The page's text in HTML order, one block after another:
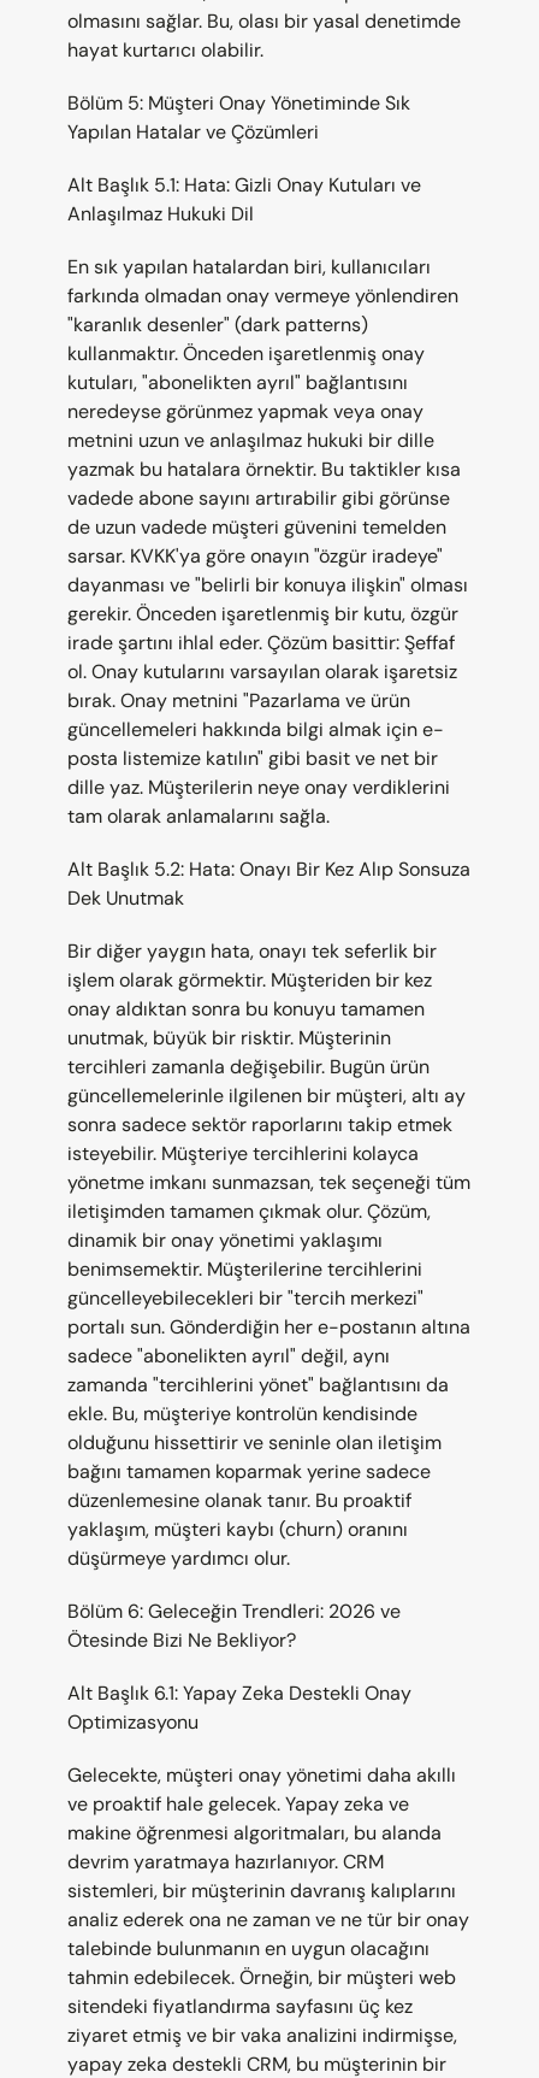
olmasını sağlar. Bu, olası bir yasal denetimde
hayat kurtarıcı olabilir.
Bölüm 5: Müşteri Onay Yönetiminde Sık
Yapılan Hatalar ve Çözümleri
Alt Başlık 5.1: Hata: Gizli Onay Kutuları ve
Anlaşılmaz Hukuki Dil
En sık yapılan hatalardan biri, kullanıcıları
farkında olmadan onay vermeye yönlendiren
"karanlık desenler" (dark patterns)
kullanmaktır. Önceden işaretlenmiş onay
kutuları, "abonelikten ayrıl" bağlantısını
neredeyse görünmez yapmak veya onay
metnini uzun ve anlaşılmaz hukuki bir dille
yazmak bu hatalara örnektir. Bu taktikler kısa
vadede abone sayını artırabilir gibi görünse
de uzun vadede müşteri güvenini temelden
sarsar. KVKK'ya göre onayın "özgür iradeye"
dayanması ve "belirli bir konuya ilişkin" olması
gerekir. Önceden işaretlenmiş bir kutu, özgür
irade şartını ihlal eder. Çözüm basittir: Şeffaf
ol. Onay kutularını varsayılan olarak işaretsiz
bırak. Onay metnini "Pazarlama ve ürün
güncellemeleri hakkında bilgi almak için e-
posta listemize katılın" gibi basit ve net bir
dille yaz. Müşterilerin neye onay verdiklerini
tam olarak anlamalarını sağla.
Alt Başlık 5.2: Hata: Onayı Bir Kez Alıp Sonsuza
Dek Unutmak
Bir diğer yaygın hata, onayı tek seferlik bir
işlem olarak görmektir. Müşteriden bir kez
onay aldıktan sonra bu konuyu tamamen
unutmak, büyük bir risktir. Müşterinin
tercihleri zamanla değişebilir. Bugün ürün
güncellemelerinle ilgilenen bir müşteri, altı ay
sonra sadece sektör raporlarını takip etmek
isteyebilir. Müşteriye tercihlerini kolayca
yönetme imkanı sunmazsan, tek seçeneği tüm
iletişimden tamamen çıkmak olur. Çözüm,
dinamik bir onay yönetimi yaklaşımı
benimsemektir. Müşterilerine tercihlerini
güncelleyebilecekleri bir "tercih merkezi"
portalı sun. Gönderdiğin her e-postanın altına
sadece "abonelikten ayrıl" değil, aynı
zamanda "tercihlerini yönet" bağlantısını da
ekle. Bu, müşteriye kontrolün kendisinde
olduğunu hissettirir ve seninle olan iletişim
bağını tamamen koparmak yerine sadece
düzenlemesine olanak tanır. Bu proaktif
yaklaşım, müşteri kaybı (churn) oranını
düşürmeye yardımcı olur.
Bölüm 6: Geleceğin Trendleri: 2026 ve
Ötesinde Bizi Ne Bekliyor?
Alt Başlık 6.1: Yapay Zeka Destekli Onay
Optimizasyonu
Gelecekte, müşteri onay yönetimi daha akıllı
ve proaktif hale gelecek. Yapay zeka ve
makine öğrenmesi algoritmaları, bu alanda
devrim yaratmaya hazırlanıyor. CRM
sistemleri, bir müşterinin davranış kalıplarını
analiz ederek ona ne zaman ve ne tür bir onay
talebinde bulunmanın en uygun olacağını
tahmin edebilecek. Örneğin, bir müşteri web
sitendeki fiyatlandırma sayfasını üç kez
ziyaret etmiş ve bir vaka analizini indirmişse,
yapay zeka destekli CRM, bu müşterinin bir